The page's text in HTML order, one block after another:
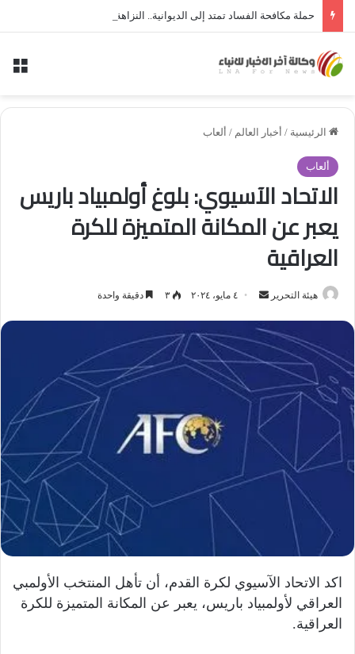
الرئيسية / أخبار العالم / ألعاب
ألعاب
الاتحاد الآسيوي: بلوغ أولمبياد باريس
يعبر عن المكانة المتميزة للكرة
العراقية
هيئة التحرير
أرسل
إلكترونيا
٤ مايو، ٢٠٢٤ ٣ دقيقة واحدة
اكد الاتحاد الآسيوي لكرة القدم، أن تأهل المنتخب الأولمبي
العراقي لأولمبياد باريس، يعبر عن المكانة المتميزة للكرة
العراقية.